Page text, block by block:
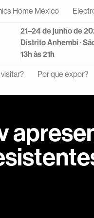
Home México
21–24 de junho de
Distrito Anhembi ·
13h às 21h
Por que expor?